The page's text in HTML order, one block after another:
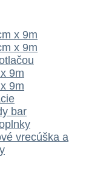
x 9m
x 9m
9m
9m
bar
vrecúška a